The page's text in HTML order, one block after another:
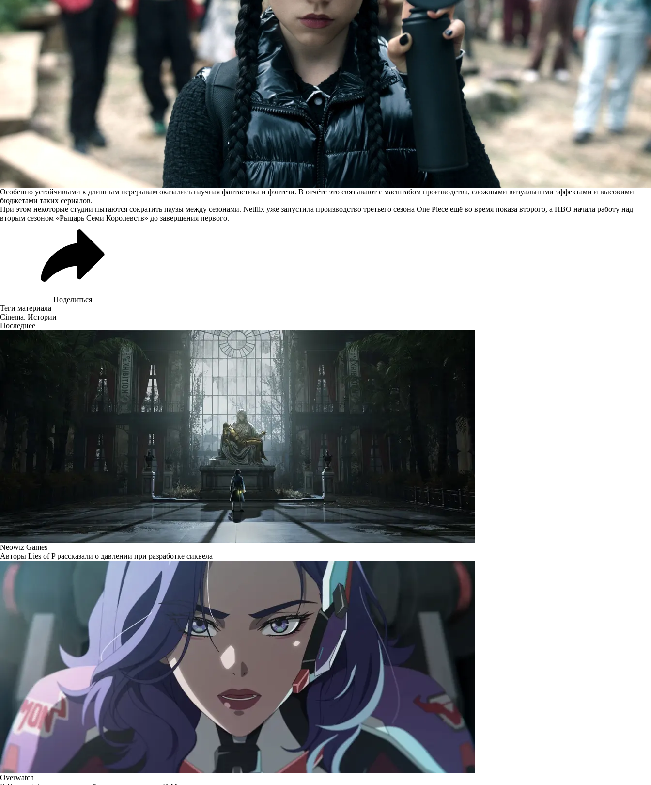
Особенно устойчивыми к длинным перерывам оказались научная фантастика и фэнтези. В отчёте это связывают с масштабом производства, сложными визуальными эффектами и высокими
бюджетами таких сериалов.
При этом некоторые студии пытаются сократить паузы между сезонами. Netflix уже запустила производство третьего сезона One Piece ещё во время показа второго, а HBO начала работу над
вторым сезоном «Рыцарь Семи Королевств» до завершения первого.
Поделиться
Теги материала
Cinema, Истории
Последнее
Neowiz Games
Авторы Lies of P рассказали о давлении при разработке сиквела
Overwatch